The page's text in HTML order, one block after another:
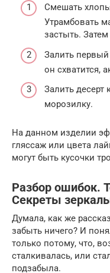
Смешать
Утрамбовать
застыть.
Залить
он схватится,
Залить
морозилку.
На данном изделии
гляссаж или цвета
могут быть кусочки
Разбор ошибок.
Секреты
Думала, как же
забыть ничего? И
только потому, что,
сталкивалась, или
подзабыла.